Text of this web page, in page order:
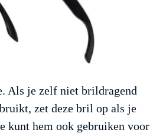
Als je zelf niet brildragend
zet deze bril op als je
kunt hem ook gebruiken voor